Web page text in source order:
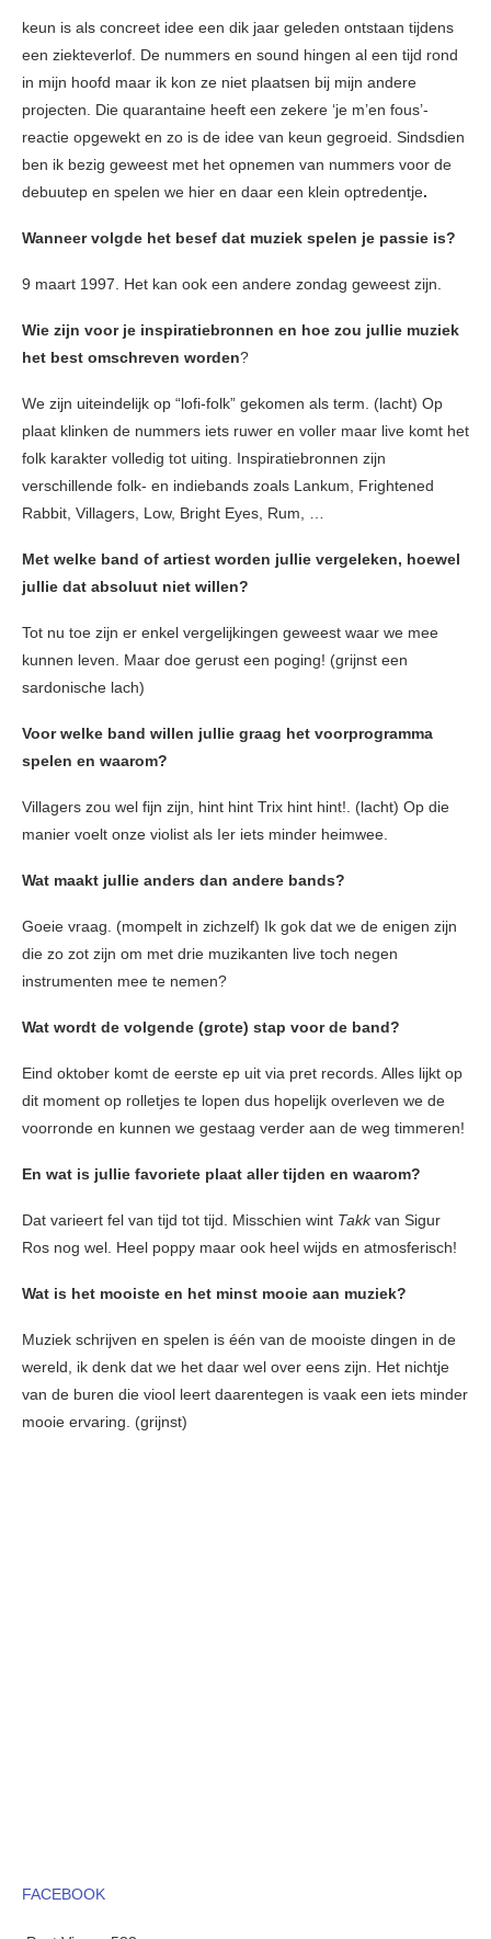
keun is als concreet idee een dik jaar geleden ontstaan tijdens
een ziekteverlof. De nummers en sound hingen al een tijd rond
in mijn hoofd maar ik kon ze niet plaatsen bij mijn andere
projecten. Die quarantaine heeft een zekere ‘je m’en fous’-
reactie opgewekt en zo is de idee van keun gegroeid. Sindsdien
ben ik bezig geweest met het opnemen van nummers voor de
debuutep en spelen we hier en daar een klein optredentje.
Wanneer volgde het besef dat muziek spelen je passie is?
9 maart 1997. Het kan ook een andere zondag geweest zijn.
Wie zijn voor je inspiratiebronnen en hoe zou jullie muziek
het best omschreven worden?
We zijn uiteindelijk op “lofi-folk” gekomen als term. (lacht) Op
plaat klinken de nummers iets ruwer en voller maar live komt het
folk karakter volledig tot uiting. Inspiratiebronnen zijn
verschillende folk- en indiebands zoals Lankum, Frightened
Rabbit, Villagers, Low, Bright Eyes, Rum, …
Met welke band of artiest worden jullie vergeleken, hoewel
jullie dat absoluut niet willen?
Tot nu toe zijn er enkel vergelijkingen geweest waar we mee
kunnen leven. Maar doe gerust een poging! (grijnst een
sardonische lach)
Voor welke band willen jullie graag het voorprogramma
spelen en waarom?
Villagers zou wel fijn zijn, hint hint Trix hint hint!. (lacht) Op die
manier voelt onze violist als Ier iets minder heimwee.
Wat maakt jullie anders dan andere bands?
Goeie vraag. (mompelt in zichzelf) Ik gok dat we de enigen zijn
die zo zot zijn om met drie muzikanten live toch negen
instrumenten mee te nemen?
Wat wordt de volgende (grote) stap voor de band?
Eind oktober komt de eerste ep uit via pret records. Alles lijkt op
dit moment op rolletjes te lopen dus hopelijk overleven we de
voorronde en kunnen we gestaag verder aan de weg timmeren!
En wat is jullie favoriete plaat aller tijden en waarom?
Dat varieert fel van tijd tot tijd. Misschien wint Takkvan Sigur
Ros nog wel. Heel poppy maar ook heel wijds en atmosferisch!
Wat is het mooiste en het minst mooie aan muziek?
Muziek schrijven en spelen is één van de mooiste dingen in de
wereld, ik denk dat we het daar wel over eens zijn. Het nichtje
van de buren die viool leert daarentegen is vaak een iets minder
mooie ervaring. (grijnst)
FACEBOOK